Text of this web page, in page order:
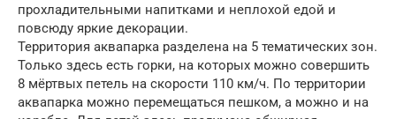
прохладительными напитками и неплохой едой и
повсюду яркие декорации.
Территория аквапарка разделена на 5 тематических зон.
Только здесь есть горки, на которых можно совершить
8 мёртвых петель на скорости 110 км/ч. По территории
аквапарка можно перемещаться пешком, а можно и на